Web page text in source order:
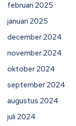
februari 2025
januari 2025
december 2024
november 2024
oktober 2024
september 2024
augustus 2024
juli 2024